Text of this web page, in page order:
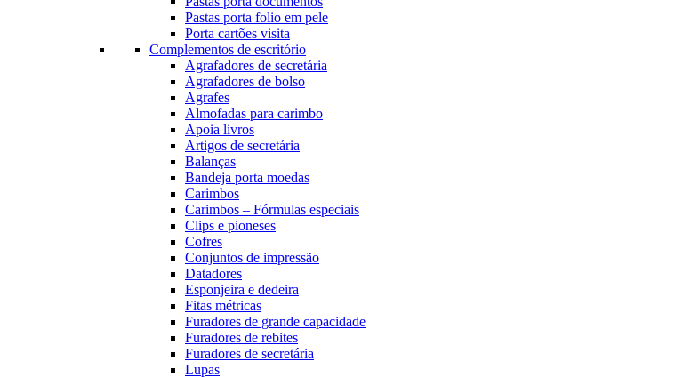
Pastas porta folio em pele
Porta cartões visita
Complementos de escritório
Agrafadores de secretária
Agrafadores de bolso
Agrafes
Almofadas para carimbo
Apoia livros
Artigos de secretária
Balanças
Bandeja porta moedas
Carimbos
Carimbos – Fórmulas especiais
Clips e pioneses
Cofres
Conjuntos de impressão
Datadores
Esponjeira e dedeira
Fitas métricas
Furadores de grande capacidade
Furadores de rebites
Furadores de secretária
Lupas